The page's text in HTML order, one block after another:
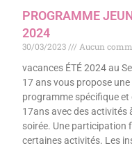
PROGRAMME
2024
30/03/2023
Aucun
vacances ÉTÉ 2024 au
17 ans vous propose
programme spécifique et
17ans avec des activités
soirée. Une participation
certaines activités. Les